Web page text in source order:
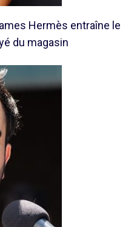
Hermès entraîne le
du magasin